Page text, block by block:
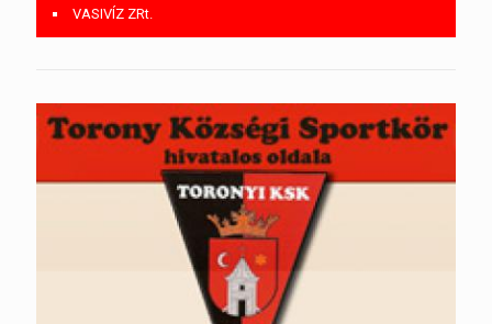
VASIVÍZ ZRt.